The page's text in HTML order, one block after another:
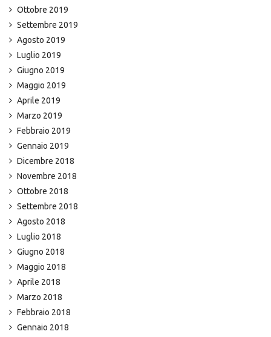
Ottobre 2019
Settembre 2019
Agosto 2019
Luglio 2019
Giugno 2019
Maggio 2019
Aprile 2019
Marzo 2019
Febbraio 2019
Gennaio 2019
Dicembre 2018
Novembre 2018
Ottobre 2018
Settembre 2018
Agosto 2018
Luglio 2018
Giugno 2018
Maggio 2018
Aprile 2018
Marzo 2018
Febbraio 2018
Gennaio 2018